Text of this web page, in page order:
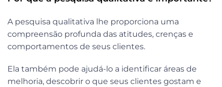
A pesquisa qualitativa lhe proporciona uma
compreensão profunda das atitudes, crenças e
comportamentos de seus clientes.
Ela também pode ajudá-lo a identificar áreas de
melhoria, descobrir o que seus clientes gostam e